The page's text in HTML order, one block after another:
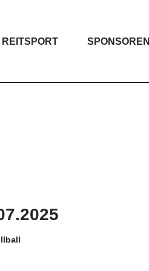
REITSPORT SPONSOREN